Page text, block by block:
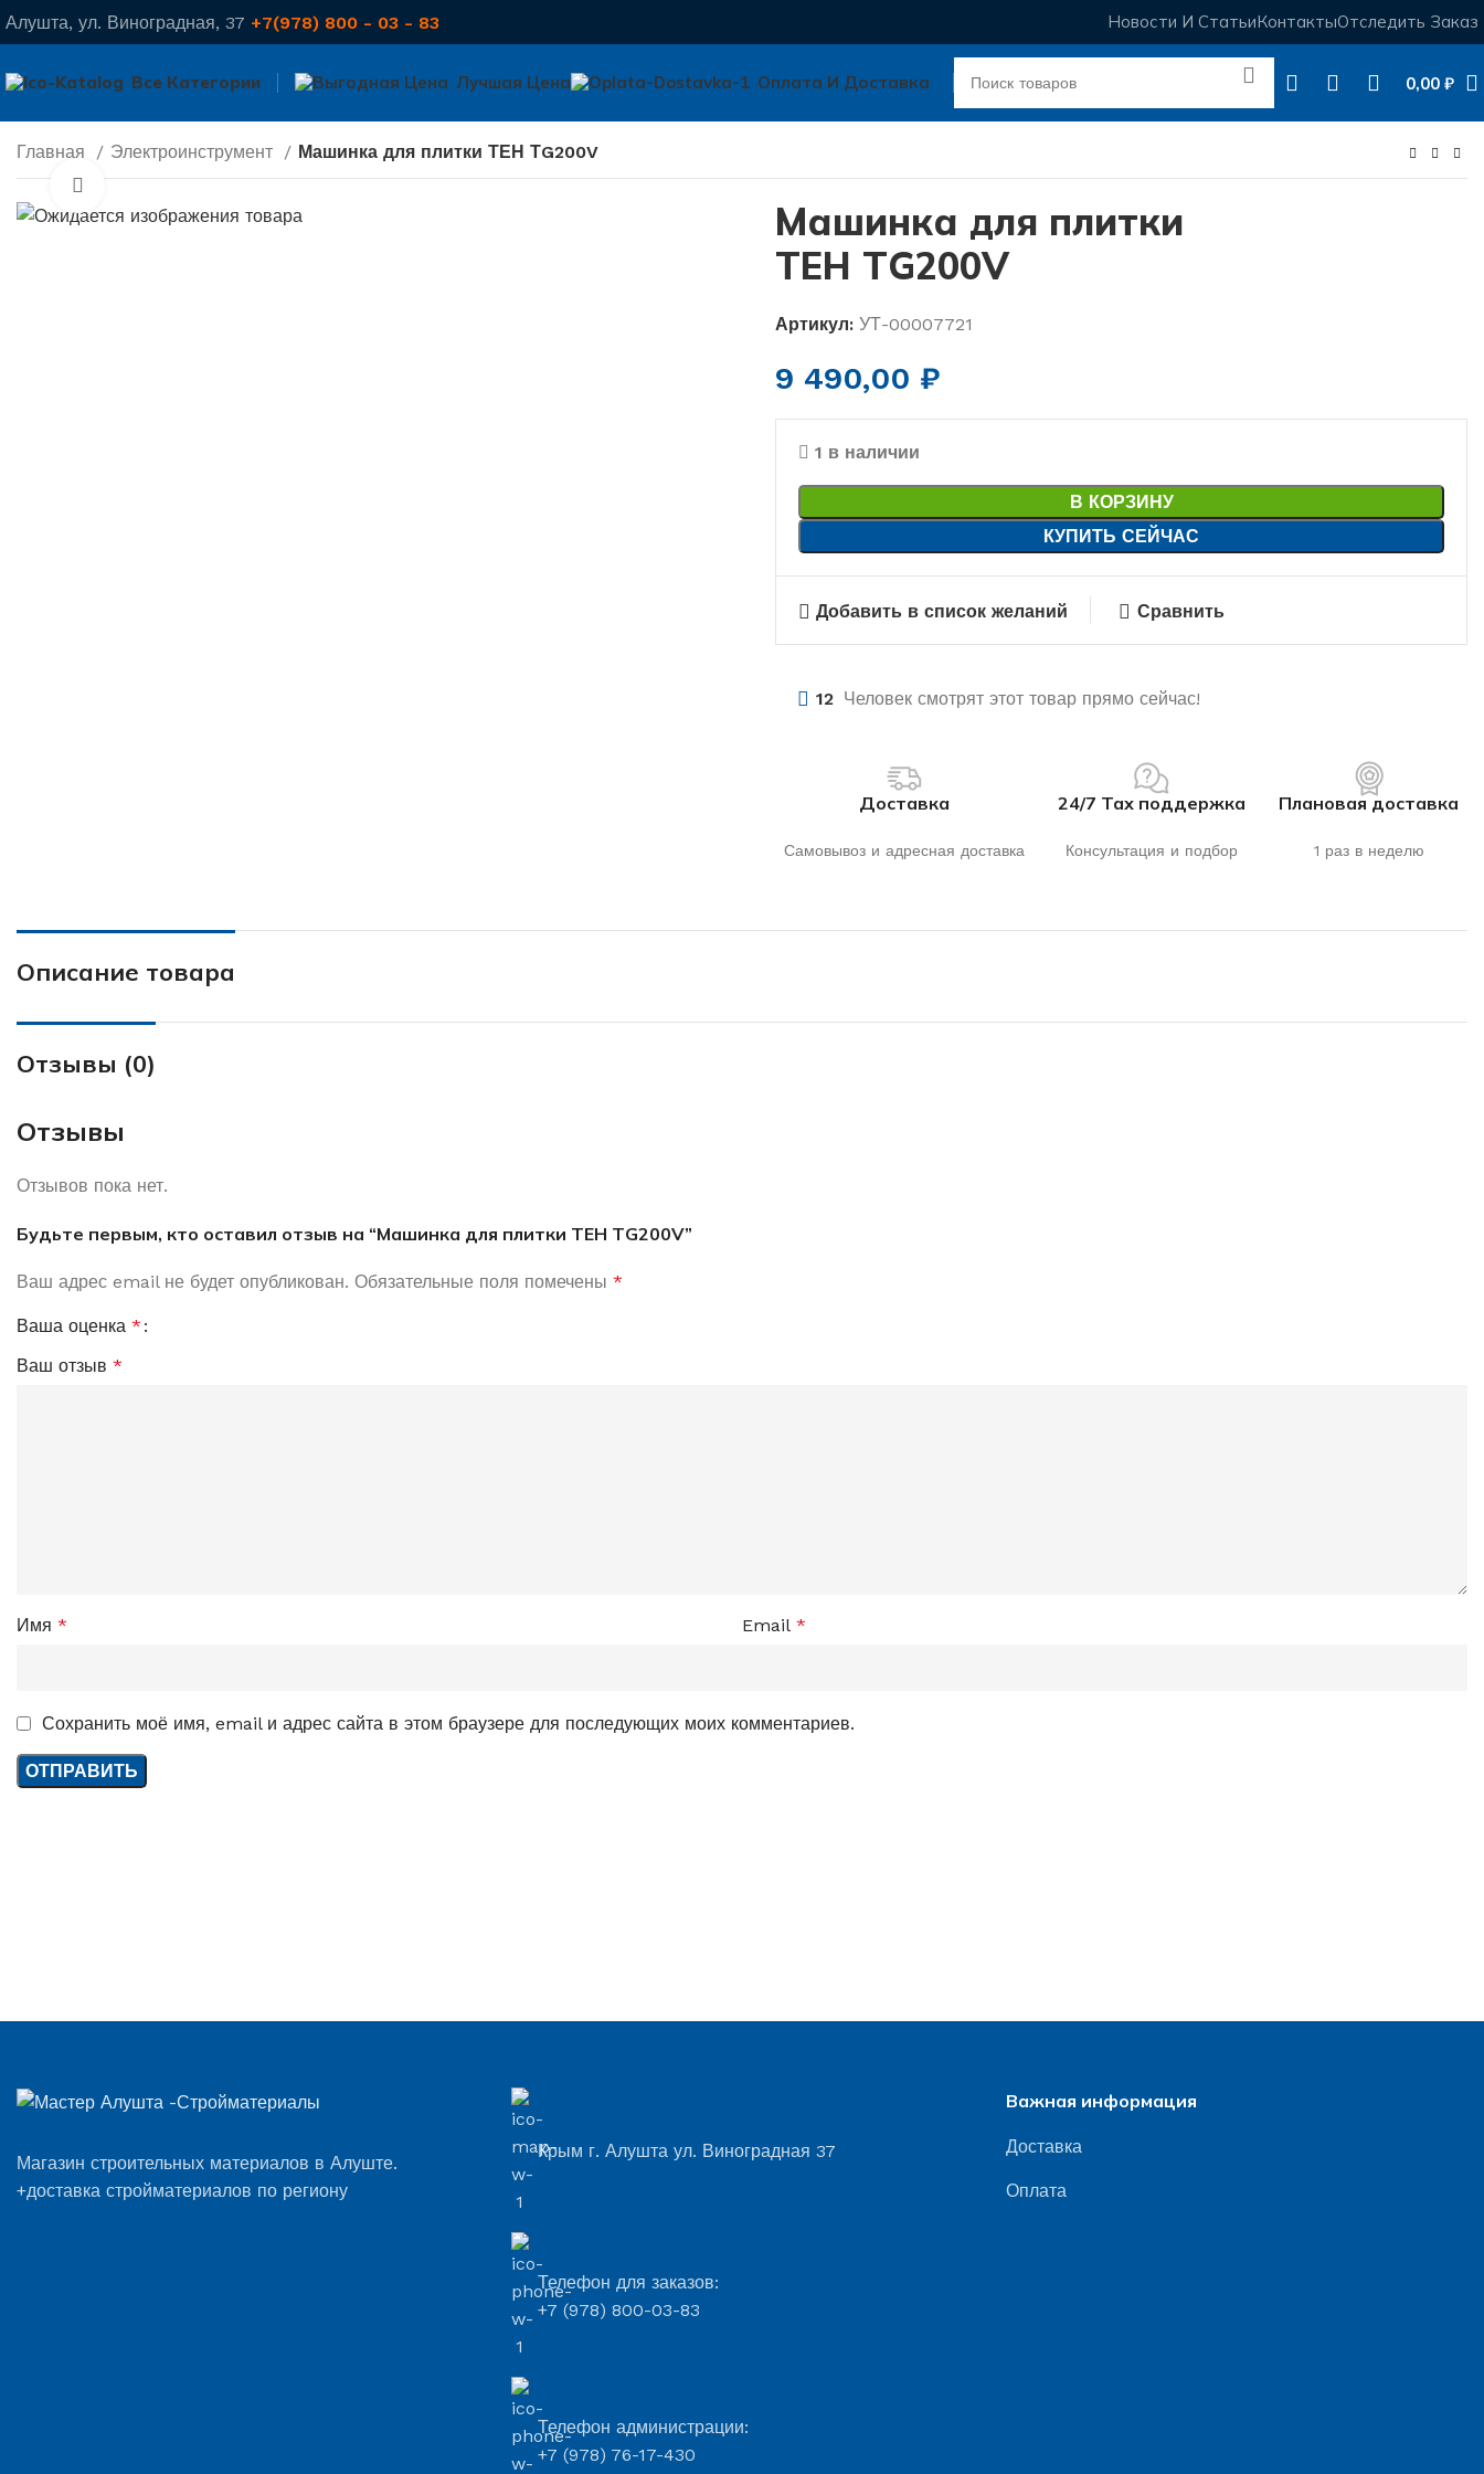
Алушта, ул. Виноградная, 37 +7(978) 800 - 03 - 83 Новости И СтатьиКонтактыОтследить Заказ
Все Категории Лучшая Цена Оплата И Доставка 0,00 ₽
Главная Электроинструмент Машинка для плитки ТЕН ТG200V
Нажмите, чтобы увеличить
Машинка для плитки
ТЕН ТG200V
Артикул: УТ-00007721
9 490,00 ₽
1 в наличии
В КОРЗИНУ
КУПИТЬ СЕЙЧАС
Добавить в список желаний Сравнить
12 Человек смотрят этот товар прямо сейчас!
Доставка
Самовывоз и адресная доставка
24/7 Тах поддержка
Консультация и подбор
Плановая доставка
1 раз в неделю
Описание товара
Отзывы (0)
Отзывы
Отзывов пока нет.
Будьте первым, кто оставил отзыв на “Машинка для плитки ТЕН ТG200V”
Ваш адрес email не будет опубликован. Обязательные поля помечены *
Ваша оценка *
Ваш отзыв *
Имя * Email *
Сохранить моё имя, email и адрес сайта в этом браузере для последующих моих комментариев.
Магазин строительных материалов в Алуште.
+доставка стройматериалов по региону
Крым г. Алушта ул. Виноградная 37
Телефон для заказов:
+7 (978) 800-03-83
Телефон администрации:
+7 (978) 76-17-430
Важная информация
Доставка
Оплата